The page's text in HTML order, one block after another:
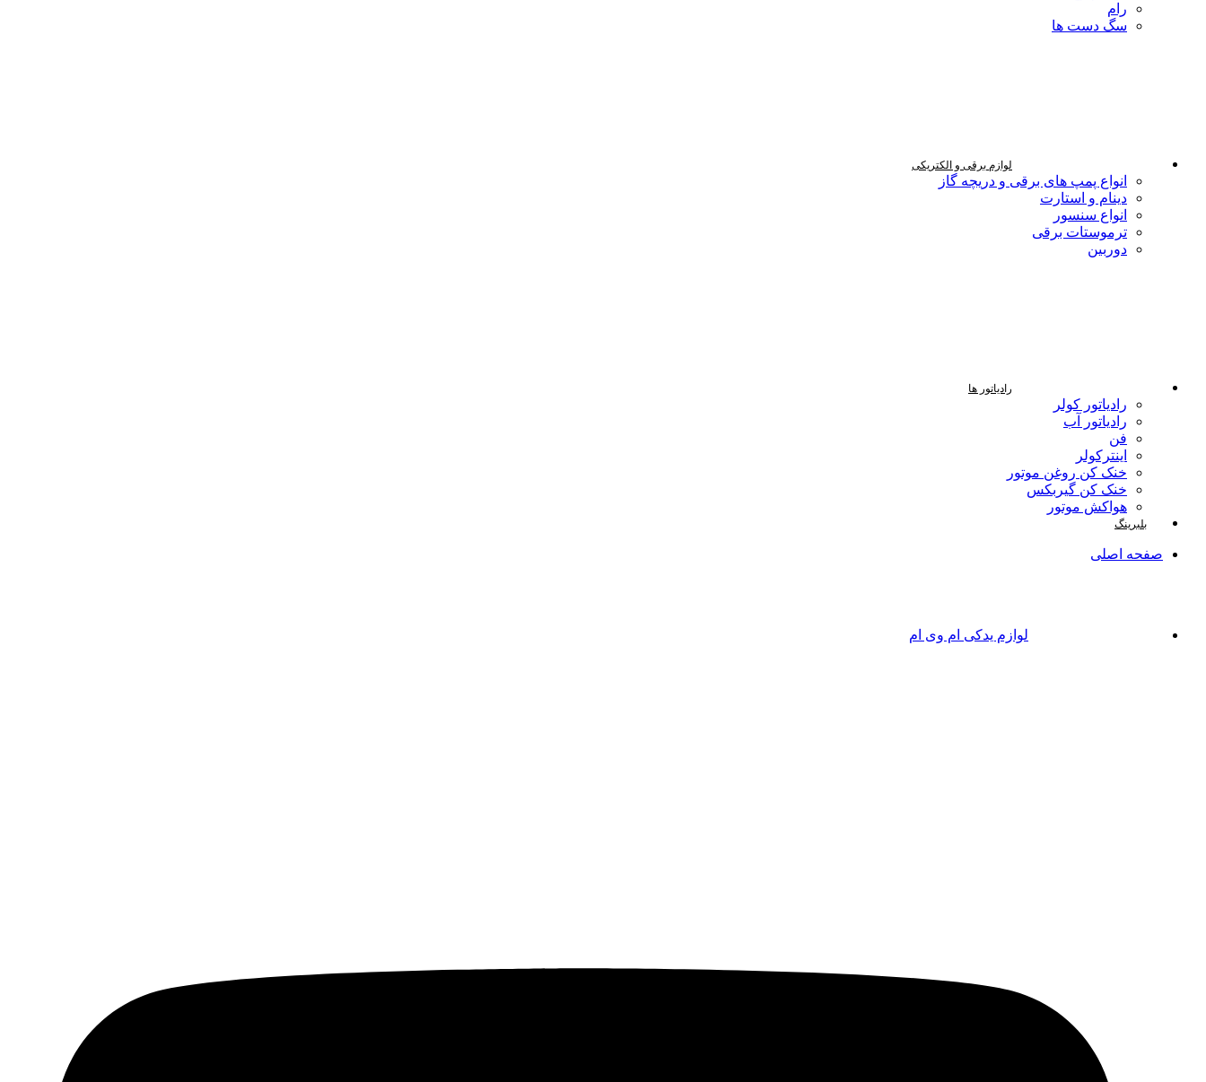
رام
سگ دست ها
لوازم برقی و الکتریکی
انواع پمپ های برقی و دریچه گاز
دینام و استارت
انواع سنسور
ترموستات برقی
دوربین
رادیاتور ها
رادیاتور کولر
رادیاتور آب
فن
اینترکولر
خنک کن روغن موتور
خنک کن گیربکس
هواکش موتور
بلبرینگ
صفحه اصلی
لوازم یدکی ام وی ام